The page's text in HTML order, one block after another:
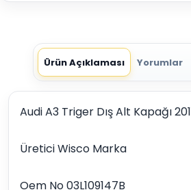
Ürün Açıklaması Yorumlar
Audi A3 Triger Dış Alt Kapağı
Üretici Wisco Marka
Oem No 03L109147B